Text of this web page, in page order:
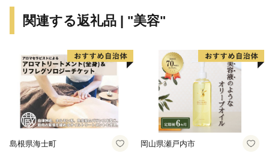
関連する返礼品 | "美容"
島根県海士町 岡山県瀬戸内市